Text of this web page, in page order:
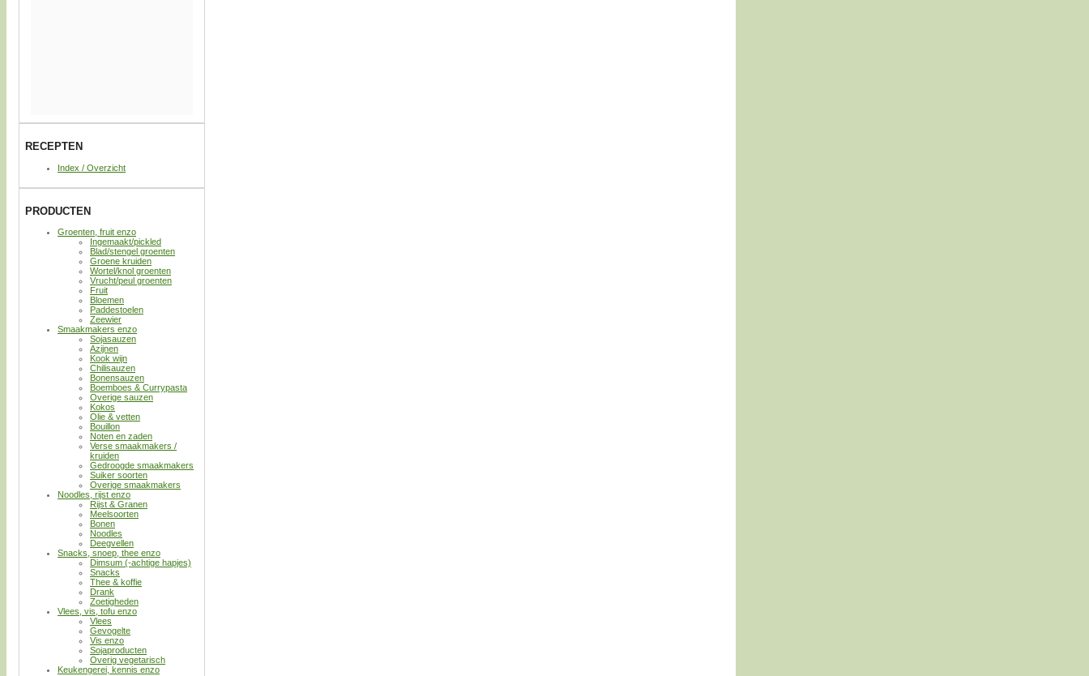
RECEPTEN
Index / Overzicht
PRODUCTEN
Groenten, fruit enzo
Ingemaakt/pickled
Blad/stengel groenten
Groene kruiden
Wortel/knol groenten
Vrucht/peul groenten
Fruit
Bloemen
Paddestoelen
Zeewier
Smaakmakers enzo
Sojasauzen
Azijnen
Kook wijn
Chilisauzen
Bonensauzen
Boemboes & Currypasta
Overige sauzen
Kokos
Olie & vetten
Bouillon
Noten en zaden
Verse smaakmakers /
kruiden
Gedroogde smaakmakers
Suiker soorten
Overige smaakmakers
Noodles, rijst enzo
Rijst & Granen
Meelsoorten
Bonen
Noodles
Deegvellen
Snacks, snoep, thee enzo
Dimsum (-achtige hapjes)
Snacks
Thee & koffie
Drank
Zoetigheden
Vlees, vis, tofu enzo
Vlees
Gevogelte
Vis enzo
Sojaproducten
Overig vegetarisch
Keukengerei, kennis enzo